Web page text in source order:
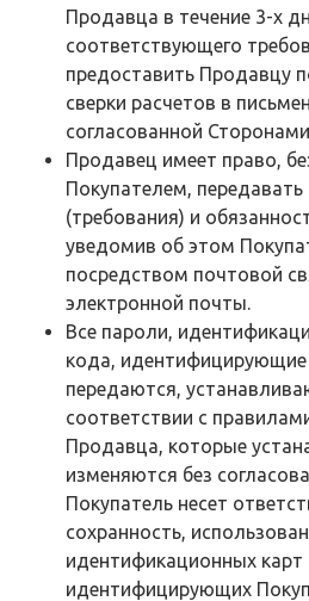
Продавца в течение 3-х
соответствующего
предоставить Продавцу
сверки расчетов в
согласованной
Продавец имеет право,
Покупателем,
(требования) и
уведомив об этом
посредством почтовой
электронной почты.
Все пароли,
кода, идентифицирующие
передаются,
соответствии с
Продавца, которые
изменяются без
Покупатель несет
сохранность,
идентификационных карт
идентифицирующих